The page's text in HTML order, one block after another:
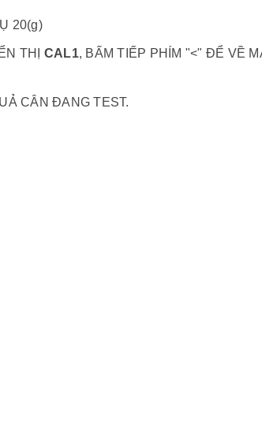
20(g)
THỊ CAL1, BẤM TIẾP PHÍM "<" ĐỂ VỀ
CÂN ĐANG TEST.